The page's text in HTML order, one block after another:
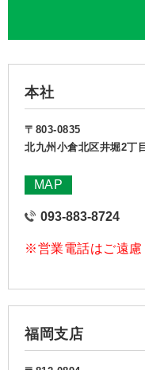
本社
〒803-0835
北九州小倉北区井堀2丁
MAP
093-883-8724
※営業電話はご遠慮
福岡支店